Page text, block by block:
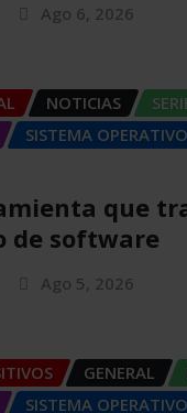
Ago 6, 2026
NOTICIAS
SISTEMA OPERATIVO
que
de software
Ago 5, 2026
GENERAL
SISTEMA OPERATIVO